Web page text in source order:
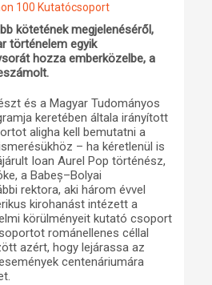
100 Kutatócsoport
kötetének megjelenéséről,
történelem egyik
hozza emberközelbe, a
és a Magyar Tudományos
keretében általa irányított
aligha kell bemutatni a
– ha kéretlenül is
Ioan Aurel Pop történész,
a Babeș–Bolyai
rektora, aki három évvel
kirohanást intézett a
körülményeit kutató csoport
románellenes céllal
azért, hogy lejárassa az
centenáriumára